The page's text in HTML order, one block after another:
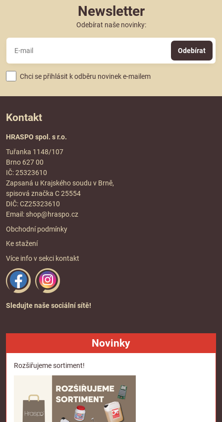
Newsletter
Odebírat naše novinky:
Odebírat
Chci se přihlásit k odběru novinek e-mailem
Kontakt
HRASPO spol. s r.o.
Tuřanka 1148/107
Brno 627 00
IČ: 25323610
Zapsaná u Krajského soudu v Brně,
spisová značka C 25554
DIČ: CZ25323610
Email: shop@hraspo.cz
Obchodní podmínky
Ke stažení
Více info v sekci kontakt
Sledujte naše sociální sítě!
Novinky
Rozšiřujeme sortiment!